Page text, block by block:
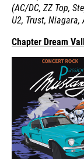
(AC/DC, ZZ Top,
U2, Trust,
Chapter Dream